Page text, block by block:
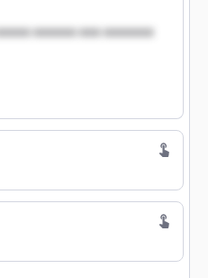
xxxxxx xxx xxxxxxx